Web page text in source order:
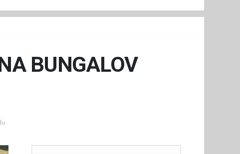
BUNGALOV